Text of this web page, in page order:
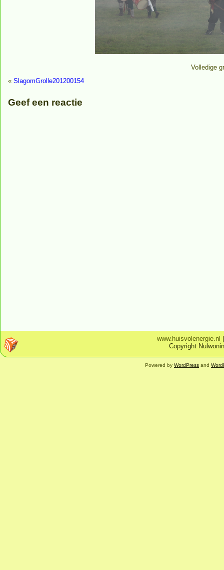
Volledige
« SlagomGrolle201200154
Geef een reactie
www.huisvolenergie.nl
Copyright
Powered by WordPress and